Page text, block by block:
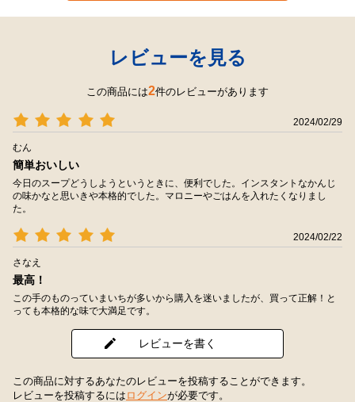
レビューを見る
この商品には2件のレビューがあります
2024/02/29
むん
簡単おいしい
今日のスープどうしようというときに、便利でした。インスタントなかんじ
の味かなと思いきや本格的でした。マロニーやごはんを入れたくなりまし
た。
2024/02/22
さなえ
最高！
この手のものっていまいちが多いから購入を迷いましたが、買って正解！と
っても本格的な味で大満足です。
レビューを書く
この商品に対するあなたのレビューを投稿することができます。
レビューを投稿するには ログインが必要です。